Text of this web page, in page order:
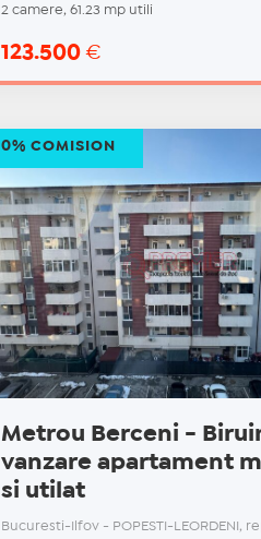
2 camere, 61.23 mp utili
123.500 €
Metrou Berceni -
vanzare apartament
si utilat
Bucuresti-Ilfov - POPESTI-LEORDENI,
0% COMISION